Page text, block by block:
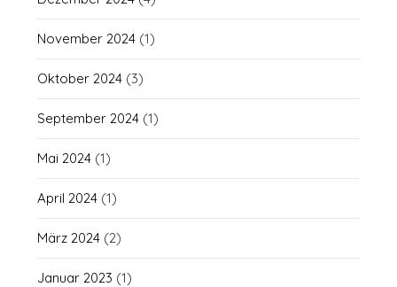
November 2024 (1)
Oktober 2024 (3)
September 2024 (1)
Mai 2024 (1)
April 2024 (1)
März 2024 (2)
Januar 2023 (1)